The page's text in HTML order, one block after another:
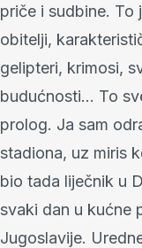
priče i sudbine.
obitelji,
gelipteri, krimosi,
budućnosti… To
prolog. Ja sam
stadiona, uz miris
bio tada liječnik u
svaki dan u kućne
Jugoslavije.